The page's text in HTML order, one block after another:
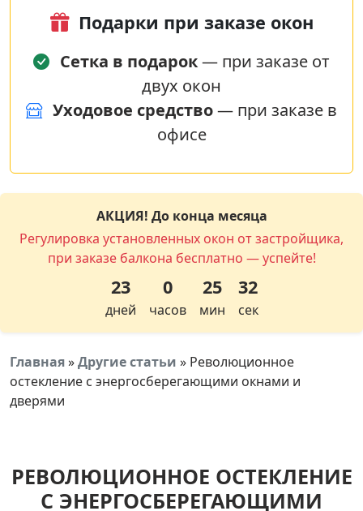
Подарки при заказе окон
Сетка в подарок— при заказе от
двух окон
Уходовое средство— при заказе в
офисе
АКЦИЯ! До конца месяца
Регулировка установленных окон от застройщика,
при заказе балкона бесплатно — успейте!
23
дней
0
часов
25
мин
31
сек
Главная»Другие статьи » Революционное
остекление с энергосберегающими окнами и
дверями
РЕВОЛЮЦИОННОЕ ОСТЕКЛЕНИЕ
С ЭНЕРГОСБЕРЕГАЮЩИМИ